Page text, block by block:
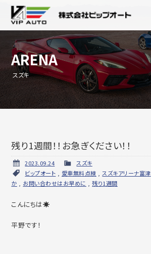
ARENA
スズキ
残り1週間！！お急ぎください！！
2023.09.24
スズキ
ビップオート
愛車無料点検 スズキアリーナ富津
か
お問い合わせはお早めに ,残り1週間
こんにちは☀
平野です！